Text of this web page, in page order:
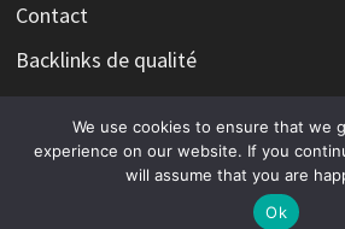
Contact
Backlinks de qualité
Copyright © 2026Le magazine qui n'a
WordPressetBam
We use cookies to ensure that we
experience on our website. If you
will assume that you are
Ok